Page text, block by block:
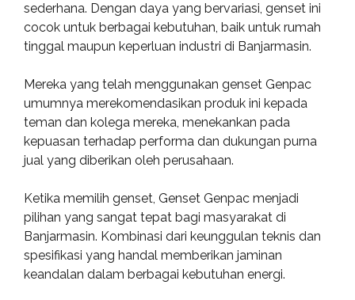
sederhana. Dengan daya yang bervariasi, genset ini
cocok untuk berbagai kebutuhan, baik untuk rumah
tinggal maupun keperluan industri di Banjarmasin.
Mereka yang telah menggunakan genset Genpac
umumnya merekomendasikan produk ini kepada
teman dan kolega mereka, menekankan pada
kepuasan terhadap performa dan dukungan purna
jual yang diberikan oleh perusahaan.
Ketika memilih genset, Genset Genpac menjadi
pilihan yang sangat tepat bagi masyarakat di
Banjarmasin. Kombinasi dari keunggulan teknis dan
spesifikasi yang handal memberikan jaminan
keandalan dalam berbagai kebutuhan energi.